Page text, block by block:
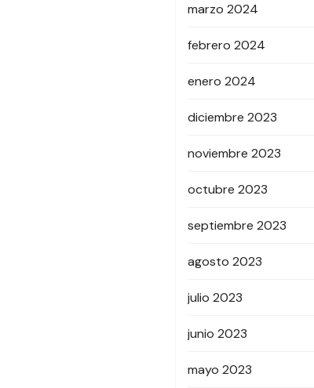
marzo 2024
febrero 2024
enero 2024
diciembre 2023
noviembre 2023
octubre 2023
septiembre 2023
agosto 2023
julio 2023
junio 2023
mayo 2023